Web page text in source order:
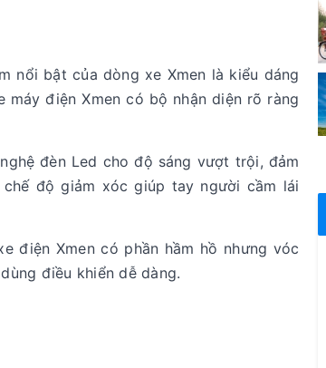
nổi bật của dòng xe Xmen là kiểu dáng
điện Xmen có bộ nhận diện rõ ràng
đèn Led cho độ sáng vượt trội, đảm
độ giảm xóc giúp tay người cầm lái
điện Xmen có phần hầm hồ nhưng vóc
điều khiển dễ dàng.